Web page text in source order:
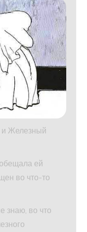
и Железный
ей
во что-то
знаю, во что